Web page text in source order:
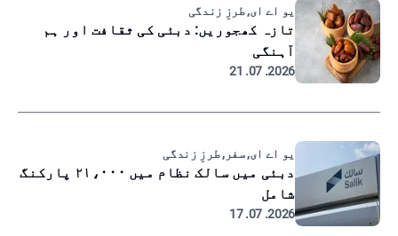
یو اے ای, طرزِ زندگی
تازہ کھجوریں: دبئی کی ثقافت اور ہم
آہنگی
2026. 07. 21
یو اے ای, سفر, طرزِ زندگی
دبئی میں سالک نظام میں ۲۱،۰۰۰ پارکنگ
شامل
2026. 07. 17